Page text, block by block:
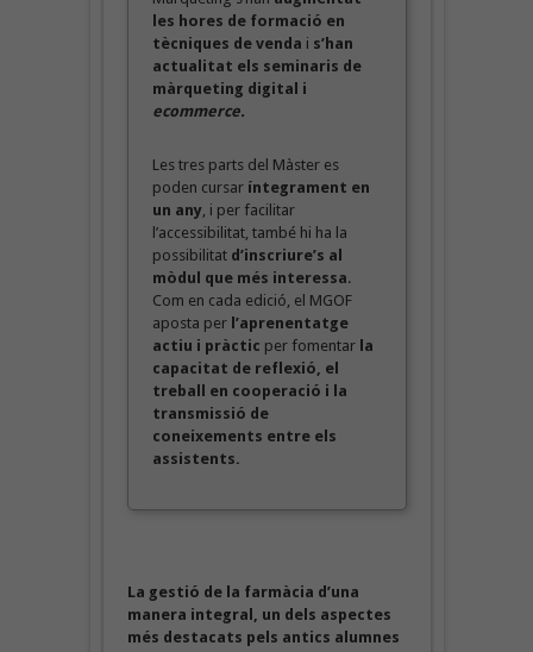
les hores de formació en
tècniques de venda i s’han
actualitat els seminaris de
màrqueting digital i
ecommerce.
Les tres parts del Màster es
poden cursar íntegrament en
un any, i per facilitar
l’accessibilitat, també hi ha la
possibilitat d’inscriure’s al
mòdul que més interessa.
Com en cada edició, el MGOF
aposta per l’aprenentatge
actiu i pràctic per fomentar la
capacitat de reflexió, el
treball en cooperació i la
transmissió de
coneixements entre els
assistents.
La gestió de la farmàcia d’una
manera integral, un dels aspectes
més destacats pels antics alumnes